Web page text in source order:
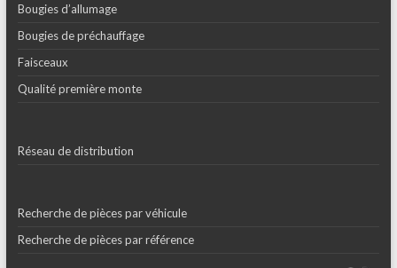
Bougies d’allumage
Bougies de préchauffage
Faisceaux
Qualité première monte
Réseau de distribution
Recherche de pièces par véhicule
Recherche de pièces par référence